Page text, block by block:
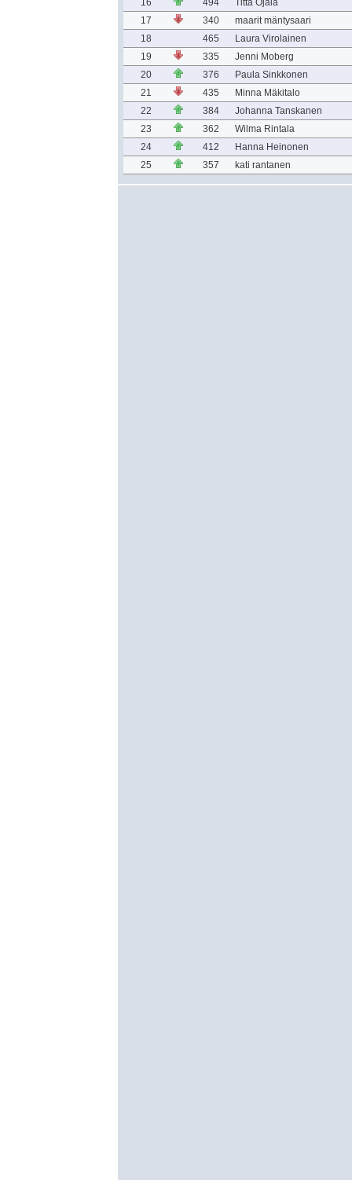
16
494
Titta Ojala
17
340
maarit mäntysaari
18
465
Laura Virolainen
19
335
Jenni Moberg
20
376
Paula Sinkkonen
21
435
Minna Mäkitalo
22
384
Johanna Tanskanen
23
362
Wilma Rintala
24
412
Hanna Heinonen
25
357 kati rantanen